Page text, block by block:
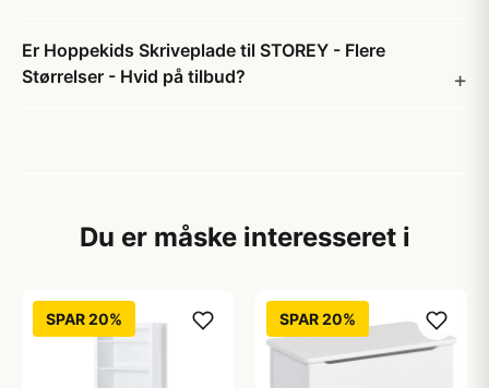
Er Hoppekids Skriveplade til STOREY - Flere
Størrelser - Hvid på tilbud?
Du er måske interesseret i
SPAR 20% SPAR 20%